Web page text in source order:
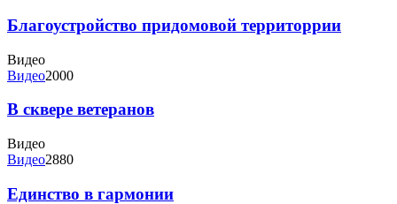
Благоустройство придомовой территоррии
Видео
Видео2000
В сквере ветеранов
Видео
Видео2880
Единство в гармонии